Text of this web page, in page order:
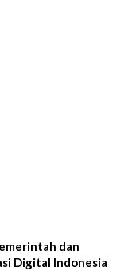
dan
Digital Indonesia